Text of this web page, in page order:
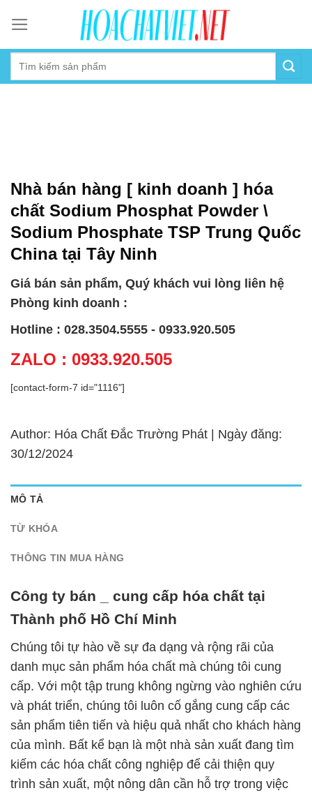
content
Nhà bán hàng [ kinh doanh ] hóa
chất Sodium Phosphat Powder \
Sodium Phosphate TSP Trung Quốc
China tại Tây Ninh
Giá bán sản phẩm, Quý khách vui lòng liên hệ
Phòng kinh doanh :
Hotline : 028.3504.5555 - 0933.920.505
ZALO : 0933.920.505
[contact-form-7 id="1116"]
Author: Hóa Chất Đắc Trường Phát | Ngày đăng:
30/12/2024
MÔ TẢ
TỪ KHÓA
THÔNG TIN MUA HÀNG
Công ty bán _ cung cấp hóa chất tại
Thành phố Hồ Chí Minh
Chúng tôi tự hào về sự đa dạng và rộng rãi của
danh mục sản phẩm hóa chất mà chúng tôi cung
cấp. Với một tập trung không ngừng vào nghiên cứu
và phát triển, chúng tôi luôn cố gắng cung cấp các
sản phẩm tiên tiến và hiệu quả nhất cho khách hàng
của mình. Bất kể bạn là một nhà sản xuất đang tìm
kiếm các hóa chất công nghiệp để cải thiện quy
trình sản xuất, một nông dân cần hỗ trợ trong việc